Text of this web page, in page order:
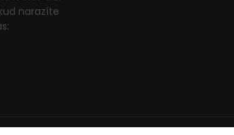
narazíte